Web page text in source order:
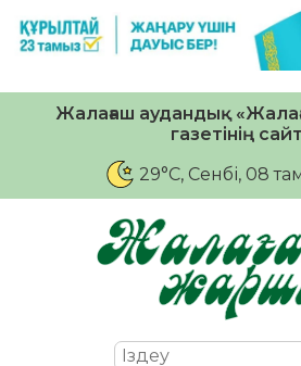
Жалағаш аудандық
газетінің
29°C, Сенбі, 08